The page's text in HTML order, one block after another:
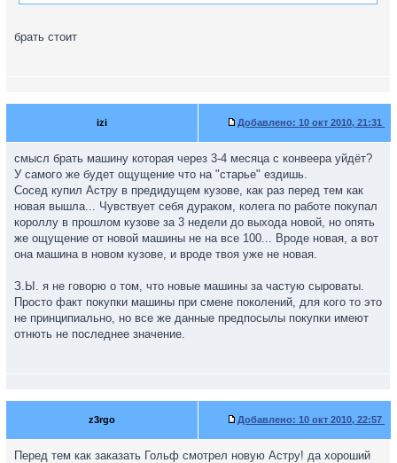
брать стоит
izi Добавлено: 10 окт 2010, 21:31
смысл брать машину которая через 3-4 месяца с конвеера уйдёт?
У самого же будет ощущение что на "старье" ездишь.
Сосед купил Астру в предидущем кузове, как раз перед тем как
новая вышла... Чувствует себя дураком, колега по работе покупал
короллу в прошлом кузове за 3 недели до выхода новой, но опять
же ощущение от новой машины не на все 100... Вроде новая, а вот
она машина в новом кузове, и вроде твоя уже не новая.
З.Ы. я не говорю о том, что новые машины за частую сыроваты.
Просто факт покупки машины при смене поколений, для кого то это
не принципиально, но все же данные предпосылы покупки имеют
отнють не последнее значение.
z3rgo Добавлено: 10 окт 2010, 22:57
Перед тем как заказать Гольф смотрел новую Астру! да хороший